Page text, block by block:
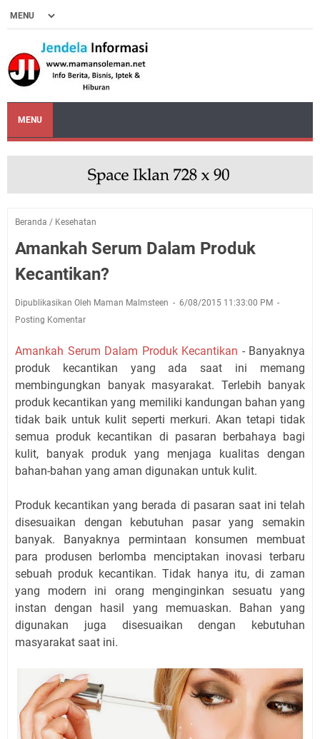
MENU
Beranda / Kesehatan
Amankah Serum Dalam Produk
Kecantikan?
Dipublikasikan Oleh Maman Malmsteen
6/08/2015 11:33:00 PM
Posting Komentar
Amankah Serum Dalam Produk Kecantikan - Banyaknya
produk kecantikan yang ada saat ini memang
membingungkan banyak masyarakat. Terlebih banyak
produk kecantikan yang memiliki kandungan bahan yang
tidak baik untuk kulit seperti merkuri. Akan tetapi tidak
semua produk kecantikan di pasaran berbahaya bagi
kulit, banyak produk yang menjaga kualitas dengan
bahan-bahan yang aman digunakan untuk kulit.
Produk kecantikan yang berada di pasaran saat ini telah
disesuaikan dengan kebutuhan pasar yang semakin
banyak. Banyaknya permintaan konsumen membuat
para produsen berlomba menciptakan inovasi terbaru
sebuah produk kecantikan. Tidak hanya itu, di zaman
yang modern ini orang menginginkan sesuatu yang
instan dengan hasil yang memuaskan. Bahan yang
digunakan juga disesuaikan dengan kebutuhan
masyarakat saat ini.